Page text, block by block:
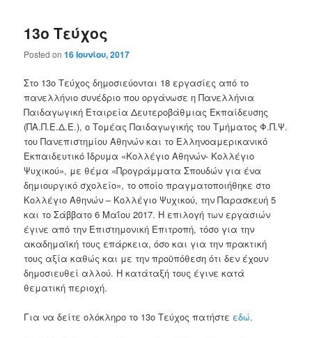
13ο Τεύχος
Posted on16 Ιουνίου, 2017
Στο 13ο Τεύχος δημοσιεύονται 18 εργασίες από το
πανελλήνιο συνέδριο που οργάνωσε η Πανελλήνια
Παιδαγωγική Εταιρεία Δευτεροβάθμιας Εκπαίδευσης
(ΠΑ.Π.Ε.Δ.Ε.), ο Τομέας Παιδαγωγικής του Τμήματος Φ.Π.Ψ.
του Πανεπιστημίου Αθηνών και το Ελληνοαμερικανικό
Εκπαιδευτικό Ίδρυμα «Κολλέγιο Αθηνών- Κολλέγιο
Ψυχικού», με θέμα «Προγράμματα Σπουδών για ένα
δημιουργικό σχολείο», το οποίο πραγματοποιήθηκε στο
Κολλέγιο Αθηνών – Κολλέγιο Ψυχικού, την Παρασκευή 5
και το Σάββατο 6 Μαΐου 2017. Η επιλογή των εργασιών
έγινε από την Επιστημονική Επιτροπή, τόσο για την
ακαδημαϊκή τους επάρκεια, όσο και για την πρακτική
τους αξία καθώς και με την προϋπόθεση ότι δεν έχουν
δημοσιευθεί αλλού. Η κατάταξή τους έγινε κατά
θεματική περιοχή.
Για να δείτε ολόκληρο το 13ο Τεύχος πατήστε εδώ.